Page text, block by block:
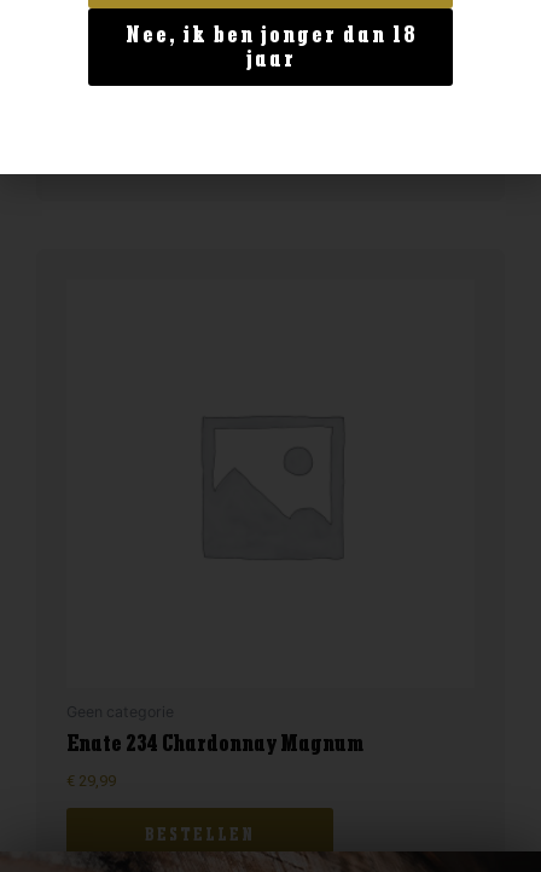
Geen categorie
Enate Crianza
13,99
Enate 234 Chardonnay Magnum
€ 29,99
BESTELLEN
Nee, ik ben jonger dan 18
jaar